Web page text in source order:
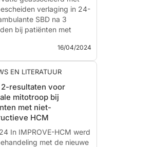
verlaging in 24-
SBD na 3
bij patiënten met
antihypertensiva
met
Er was geen
Of Alcohol-mediated
Denervation On Blood
In The Presence Of
Drugs: 3-
Primary Results From The
16/04/2024
EN LITERATUUR
2-resultaten voor
mitotroop bij
met niet-
HCM
In IMPROVE-HCM werd
met de nieuwe